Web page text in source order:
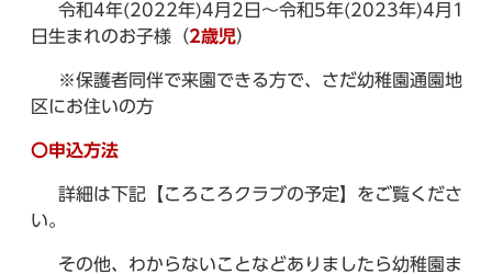
令和4年(2022年)4月2日～令和5年(2023年)4月1
日生まれのお子様（2歳児）
※保護者同伴で来園できる方で、さだ幼稚園通園地
区にお住いの方
〇申込方法
詳細は下記【ころころクラブの予定】をご覧くださ
い。
その他、わからないことなどありましたら幼稚園ま